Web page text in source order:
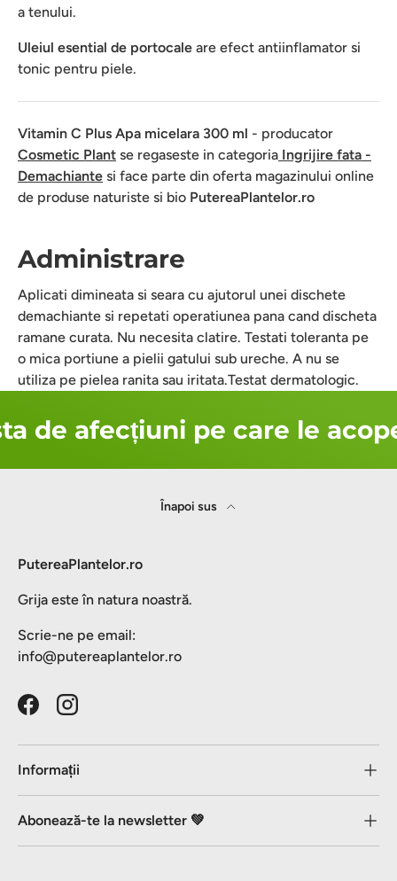
a tenului.
Uleiul esential de portocale are efect antiinflamator si
tonic pentru piele.
Vitamin C Plus Apa micelara 300 ml - producator
Cosmetic Plant se regaseste in categoria Ingrijire fata -
Demachiante si face parte din oferta magazinului online
de produse naturiste si bio PutereaPlantelor.ro
Administrare
Aplicati dimineata si seara cu ajutorul unei dischete
demachiante si repetati operatiunea pana cand discheta
ramane curata. Nu necesita clatire. Testati toleranta pe
o mica portiune a pielii gatului sub ureche. A nu se
utiliza pe pielea ranita sau iritata.Testat dermatologic.
de afecțiuni pe care le
Înapoi sus
PutereaPlantelor.ro
Grija este în natura noastră.
Scrie-ne pe email:
info@putereaplantelor.ro
FacebookInstagram
Informații
Abonează-te la newsletter 💚